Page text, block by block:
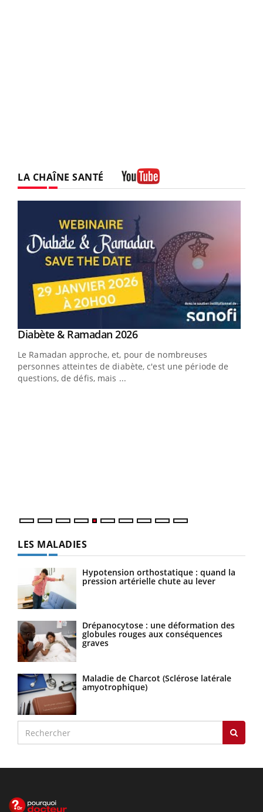
LA CHAÎNE SANTÉ
Youtube
Diabète & Ramadan 2026Youtube
Le Ramadan approche, et, pour de nombreuses
personnes atteintes de diabète, c'est une période de
questions, de défis, mais ...
LES MALADIES
Hypotension orthostatique : quand la
pression artérielle chute au lever
Drépanocytose : une déformation des
globules rouges aux conséquences
graves
Maladie de Charcot (Sclérose latérale
amyotrophique)